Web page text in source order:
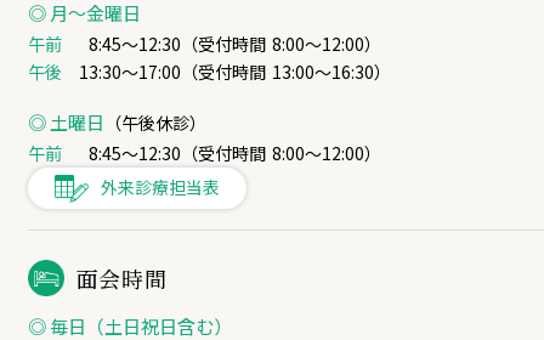
◎ 月〜金曜日
午前 8:45～12:30（受付時間 8:00～12:00）
午後
13:30～17:00（受付時間 13:00～16:30）
◎ 土曜日 （午後休診）
午前
8:45～12:30（受付時間 8:00～12:00）
外来診療担当表
面会時間
◎ 毎日（土日祝日含む）